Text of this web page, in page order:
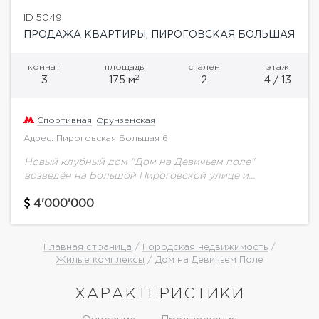
ID 5049
ПРОДАЖА КВАРТИРЫ, ПИРОГОВСКАЯ БОЛЬШАЯ
комнат
3
площадь
175 м2
спален
2
этаж
4 / 13
Спортивная Фрунзенская
Адрес: Пироговская Большая 6
Новый клубный дом "Дом на Девичьем поле"
возведён на Большой Пироговской улице и
монолитно-кирпичный дом на 48 квартир
4'000'000
Главная страница / Городская недвижимость /
Жилые комплексы / Дом на Девичьем Поле
ХАРАКТЕРИСТИКИ